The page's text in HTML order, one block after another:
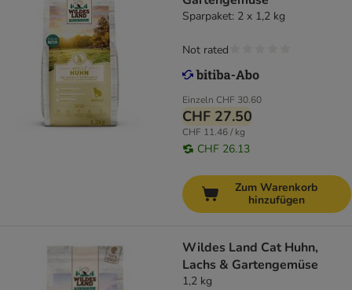
Sparpaket: 2 x 1,2 kg
Einzeln CHF 30.60
CHF 27.50
CHF 11.46 / kg
CHF 26.13
Not rated
Zum Warenkorb
hinzufügen
Wildes Land Cat Huhn,
Lachs & Gartengemüse
1,2 kg